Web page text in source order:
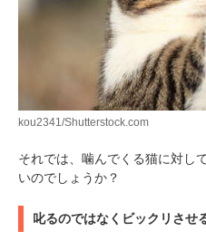
kou2341/Shutterstock.com
それでは、噛んでくる猫に対し
いのでしょうか？
叱るのではなくビックリさせ
PECOアプリをダ
アプリ